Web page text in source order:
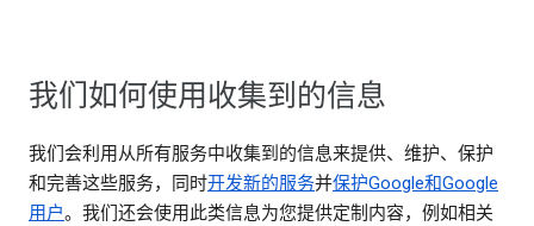
我们如何使用收集到的信息
我们会利用从所有服务中收集到的信息来提供、维护、保护
和完善这些服务，同时开发新的服务并保护Google和Google
用户。我们还会使用此类信息为您提供定制内容，例如相关